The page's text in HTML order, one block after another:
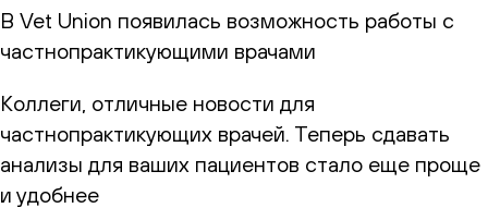
В Vet Union появилась возможность работы с
частнопрактикующими врачами
Коллеги, отличные новости для
частнопрактикующих врачей. Теперь сдавать
анализы для ваших пациентов стало еще проще
и удобнее